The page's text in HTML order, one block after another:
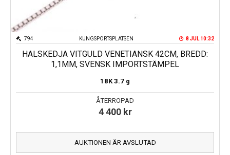
KUNGSPORTSPLATSEN
794 8 JUL 10:32
HALSKEDJA VITGULD VENETIANSK 42CM, BREDD:
1,1MM, SVENSK IMPORTSTÄMPEL
18K 3.7 g
ÅTERROPAD
4 400 kr
AUKTIONEN ÄR AVSLUTAD